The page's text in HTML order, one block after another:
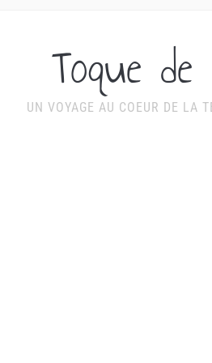
Toque
UN VOYAGE AU COEUR DE LA